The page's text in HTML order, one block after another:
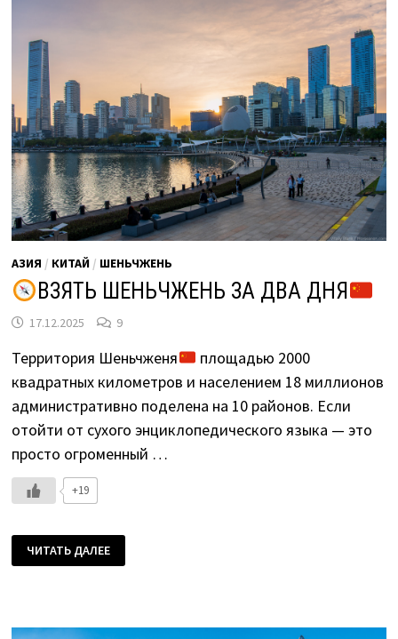
АЗИЯ / КИТАЙ / ШЕНЬЧЖЕНЬ
ВЗЯТЬ ШЕНЬЧЖЕНЬ ЗА ДВА ДНЯ
17.12.2025 9
Территория Шеньчженя
площадью 2000
квадратных километров и населением 18 миллионов
административно поделена на 10 районов. Если
отойти от сухого энциклопедического языка — это
просто огроменный …
+19
ВЗЯТЬ
ШЕНЬЧЖЕНЬ
ЧИТАТЬ ДАЛЕЕ